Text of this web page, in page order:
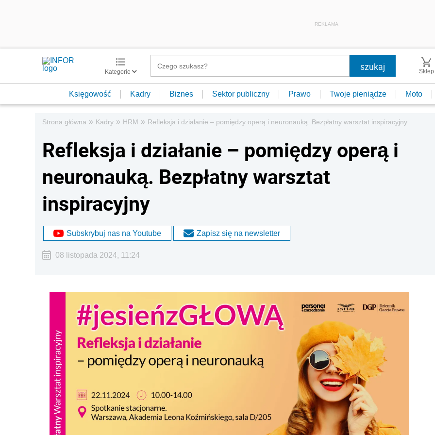
REKLAMA
Kategorie Sklep
Księgowość Kadry Biznes Sektor publiczny Prawo Twoje pieniądze Moto
Strona główna » Kadry » HRM » Refleksja i działanie – pomiędzy operą i neuronauką. Bezpłatny warsztat inspiracyjny
Refleksja i działanie – pomiędzy operą i
neuronauką. Bezpłatny warsztat
inspiracyjny
Subskrybuj nas na Youtube Zapisz się na newsletter
08 listopada 2024, 11:24